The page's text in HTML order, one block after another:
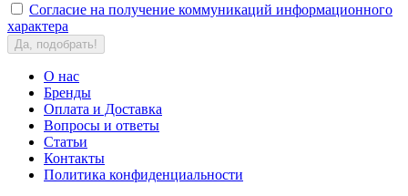
Согласие на получение коммуникаций информационного
характера
Да, подобрать!
О нас
Бренды
Оплата и Доставка
Вопросы и ответы
Статьи
Контакты
Политика конфиденциальности